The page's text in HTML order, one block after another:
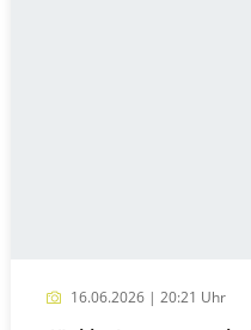
16.06.2026 | 20:21 Uhr